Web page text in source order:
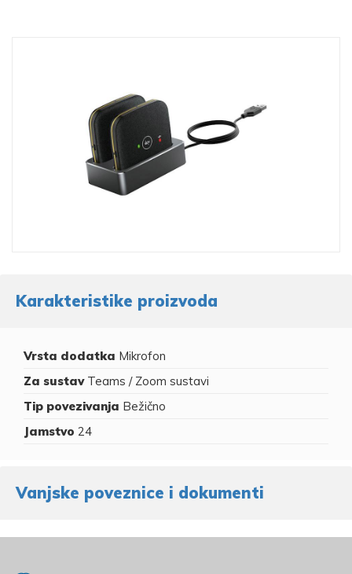
Karakteristike proizvoda
Vrsta dodatka Mikrofon
Za sustavTeams / Zoom sustavi
Tip povezivanja Bežično
Jamstvo 24
Vanjske poveznice i dokumenti